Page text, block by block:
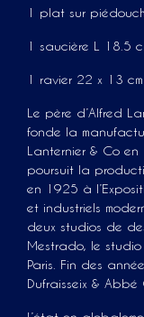
1 plat sur
1 saucière L 18.5
1 ravier 22 x 13
Le père d’Alfred
fonde la
Lanternier & Co
poursuit la
en 1925 à
et industriels
deux studios de
Mestrado, le
Paris. Fin des
Dufraisseix & Abbé